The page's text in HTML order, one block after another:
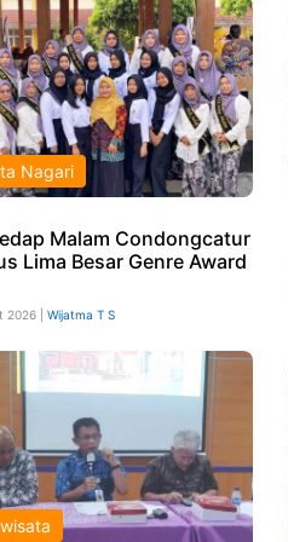
Nagari
Malam Condongcatur
Lima Besar Genre Award
2026 | Wijatma T S